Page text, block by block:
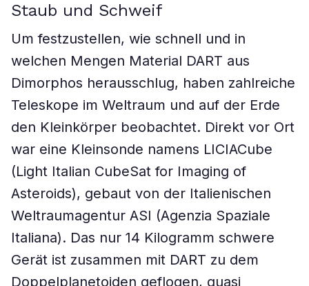
Staub und Schweif
Um festzustellen, wie schnell und in
welchen Mengen Material DART aus
Dimorphos herausschlug, haben zahlreiche
Teleskope im Weltraum und auf der Erde
den Kleinkörper beobachtet. Direkt vor Ort
war eine Kleinsonde namens LICIACube
(Light Italian CubeSat for Imaging of
Asteroids), gebaut von der Italienischen
Weltraumagentur ASI (Agenzia Spaziale
Italiana). Das nur 14 Kilogramm schwere
Gerät ist zusammen mit DART zu dem
Doppelplanetoiden geflogen, quasi